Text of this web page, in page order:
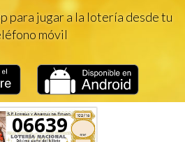
para jugar a la lotería desde tu
móvil
06639